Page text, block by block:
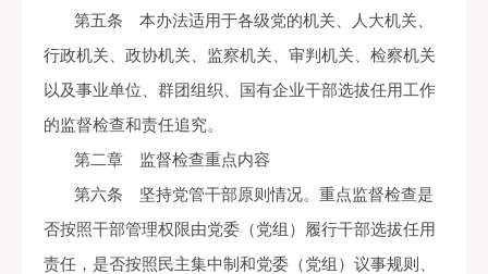
第五条 本办法适用于各级党的机关、人大机关、
行政机关、政协机关、监察机关、审判机关、检察机关
以及事业单位、群团组织、国有企业干部选拔任用工作
的监督检查和责任追究。
第二章 监督检查重点内容
第六条 坚持党管干部原则情况。重点监督检查是
否按照干部管理权限由党委（党组）履行干部选拔任用
责任，是否按照民主集中制和党委（党组）议事规则、